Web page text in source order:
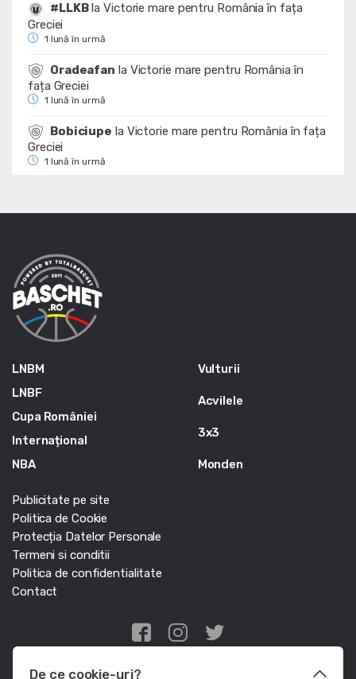
#LLKBlaVictorie mare pentru România în fața
Greciei
1 lună în urmă
Oradeafan la Victorie mare pentru România în
fața Greciei
1 lună în urmă
Bobiciupe la Victorie mare pentru România în fața
Greciei
1 lună în urmă
LNBM
LNBF
Cupa României
Internațional
NBA
Vulturii
Acvilele
3x3
Monden
Publicitate pe site
Politica de Cookie
Protecția Datelor Personale
Termeni si conditii
Politica de confidentialitate
Contact
Edris Digital Agency
De ce cookie-uri?